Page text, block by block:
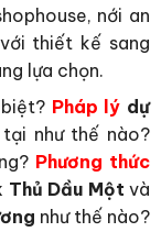
nới an
thiết kế sang
lựa chọn.
Pháp lý dự
tại như thế nào?
Phương thức
Thủ Dầu Một và
như thế nào?